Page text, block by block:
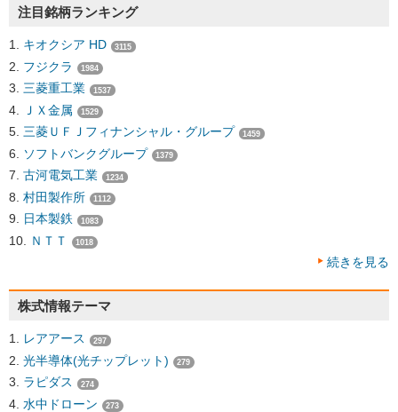
注目銘柄ランキング
キオクシア HD 3115
フジクラ 1984
三菱重工業 1537
ＪＸ金属 1529
三菱ＵＦＪフィナンシャル・グループ 1459
ソフトバンクグループ 1379
古河電気工業 1234
村田製作所 1112
日本製鉄 1083
ＮＴＴ 1018
続きを見る
株式情報テーマ
レアアース 297
光半導体(光チップレット) 279
ラピダス 274
水中ドローン 273